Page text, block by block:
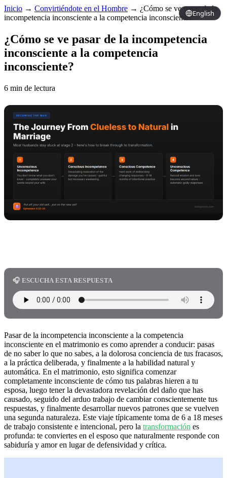
English
Inicio → Convirtiéndote en el Hombre → ¿Cómo se ve pasar de la
incompetencia inconsciente a la competencia inconsciente?
¿Cómo se ve pasar de la incompetencia
inconsciente a la competencia
inconsciente?
6 min de lectura
🎧 ESCUCHA ESTA RESPUESTA
Pasar de la incompetencia inconsciente a la competencia
inconsciente en el matrimonio es como aprender a conducir: pasas
de no saber lo que no sabes, a la dolorosa conciencia de tus fracasos,
a la práctica deliberada, y finalmente a la habilidad natural y
automática. En el matrimonio, esto significa comenzar
completamente inconsciente de cómo tus palabras hieren a tu
esposa, luego tener la devastadora revelación del daño que has
causado, seguido del arduo trabajo de cambiar conscientemente tus
respuestas, y finalmente desarrollar nuevos patrones que se vuelven
una segunda naturaleza. Este viaje típicamente toma de 6 a 18 meses
de trabajo consistente e intencional, pero la transformación es
profunda: te conviertes en el esposo que naturalmente responde con
sabiduría y amor en lugar de defensividad y crítica.